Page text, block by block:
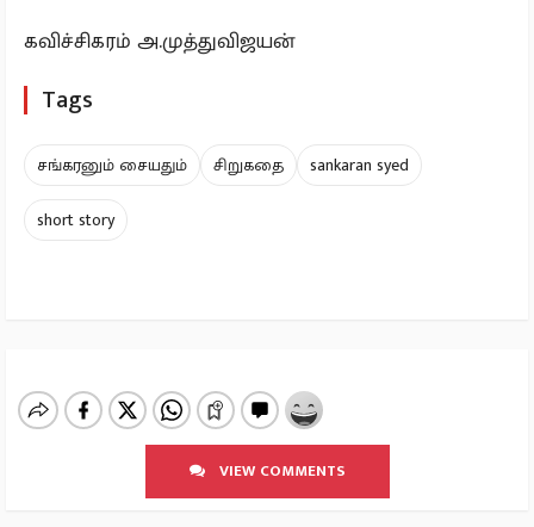
கவிச்சிகரம் அ.முத்துவிஜயன்
Tags
சங்கரனும் சையதும் சிறுகதை
sankaran syed
short story
VIEW COMMENTS